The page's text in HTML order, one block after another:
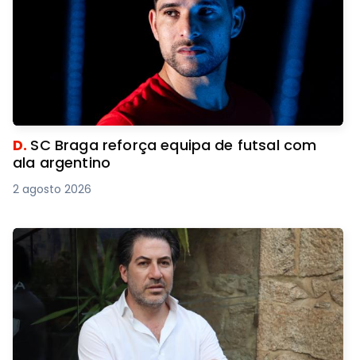
D. SC Braga reforça equipa de futsal com
ala argentino
2 agosto 2026